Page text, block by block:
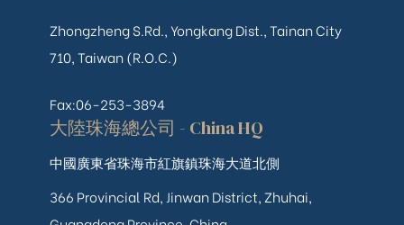
Zhongzheng S.Rd., Yongkang Dist., Tainan City
710, Taiwan (R.O.C.)
Fax:06-253-3894
大陸珠海總公司 - China HQ
中國廣東省珠海市紅旗鎮珠海大道北側
366 Provincial Rd, Jinwan District, Zhuhai,